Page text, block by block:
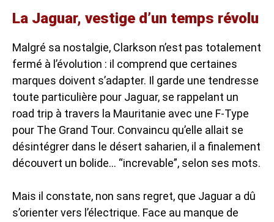
La Jaguar, vestige d’un temps révolu
Malgré sa nostalgie, Clarkson n’est pas totalement
fermé à l’évolution : il comprend que certaines
marques doivent s’adapter. Il garde une tendresse
toute particulière pour Jaguar, se rappelant un
road trip à travers la Mauritanie avec une F-Type
pour The Grand Tour. Convaincu qu’elle allait se
désintégrer dans le désert saharien, il a finalement
découvert un bolide… “increvable”, selon ses mots.
Mais il constate, non sans regret, que Jaguar a dû
s’orienter vers l’électrique. Face au manque de